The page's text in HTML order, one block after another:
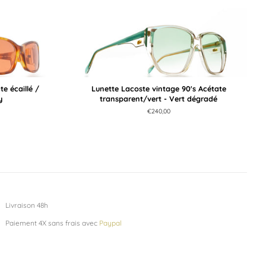
écaillé /
Lunette Lacoste vintage 90's Acétate
transparent/vert - Vert dégradé
Prix
€240,00
Livraison 48h
Paiement 4X sans frais avec Paypal